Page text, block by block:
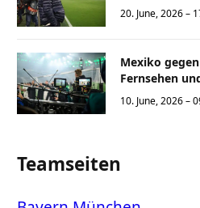
20. June, 2026 –
Mexiko
Fernsehen
10. June, 2026 –
Teamseiten